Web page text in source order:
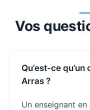
Vos
Qu’est-ce
Arras ?
Un enseignant